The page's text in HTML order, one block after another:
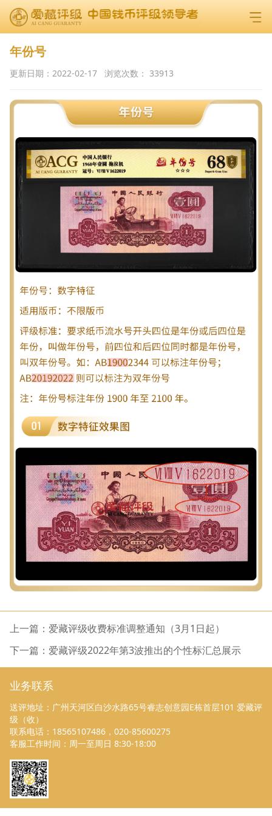
年份号
更新日期： 2022-02-17 浏览次数： 33913
上一篇：爱藏评级收费标准调整通知（3月1日起）
下一篇：爱藏评级2022年第3波推出的个性标汇总展示
业务联系
送评地址：广州天河区白沙水路65号睿志创意园E栋首层101 爱藏评
级（收）
联系电话：18565107486，020-85600275
客服工作时间：周一至周日 8:30-18:00